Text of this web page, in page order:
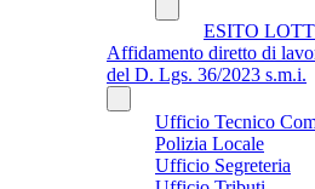
ESITO
Affidamento diretto di
del D. Lgs. 36/2023 s.m.i.
Ufficio Tecnico
Polizia Locale
Ufficio Segreteria